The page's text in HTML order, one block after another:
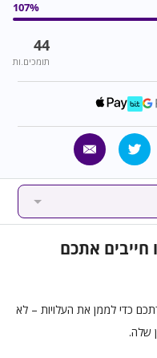
107%
44
תומכים.ות
חייבים אתכם
כדי לממן את העלויות – לא
שלה.